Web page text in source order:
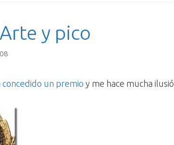
y pico
un premio y me hace mucha